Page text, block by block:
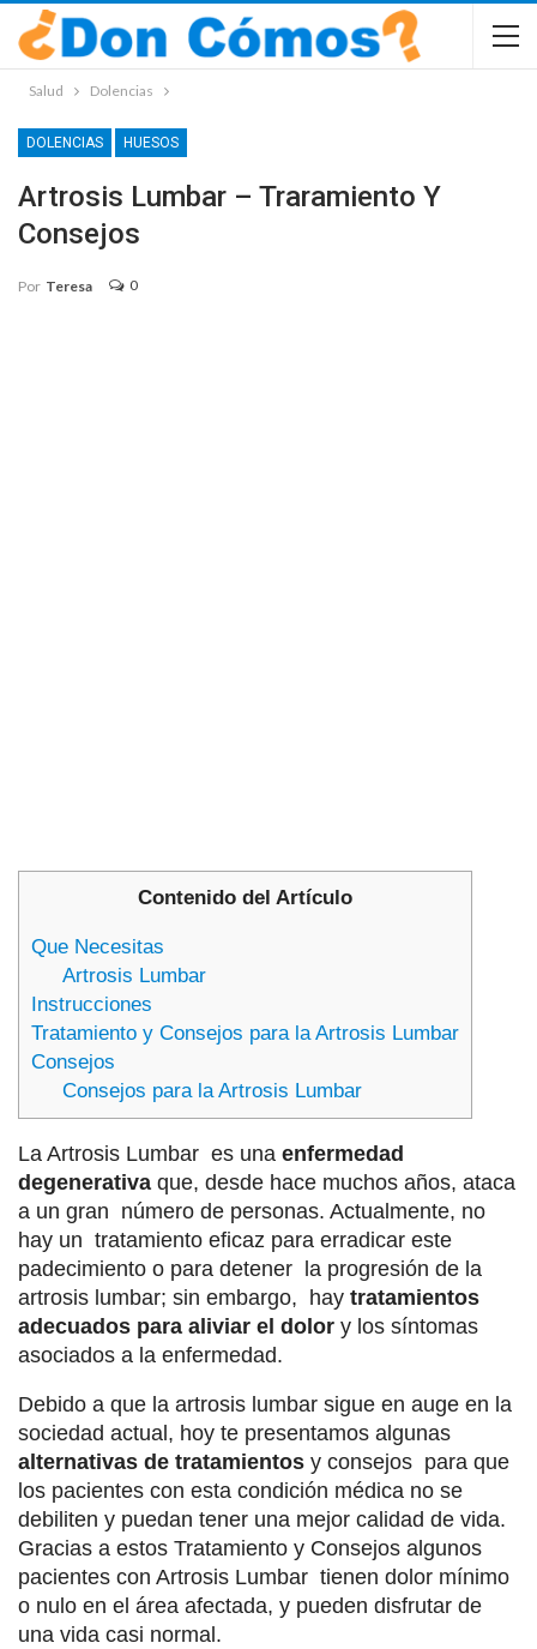
Salud Dolencias
DOLENCIAS HUESOS
Artrosis Lumbar – Traramiento Y
Consejos
Por Teresa 0
Contenido del Artículo
Que Necesitas
Artrosis Lumbar
Instrucciones
Tratamiento y Consejos para la Artrosis Lumbar
Consejos
Consejos para la Artrosis Lumbar
La Artrosis Lumbar es una enfermedad
degenerativa que, desde hace muchos años, ataca
a un gran número de personas. Actualmente, no
hay un tratamiento eficaz para erradicar este
padecimiento o para detener la progresión de la
artrosis lumbar; sin embargo, hay tratamientos
adecuados para aliviar el dolor y los síntomas
asociados a la enfermedad.
Debido a que la artrosis lumbar sigue en auge en la
sociedad actual, hoy te presentamos algunas
alternativas de tratamientos y consejos para que
los pacientes con esta condición médica no se
debiliten y puedan tener una mejor calidad de vida.
Gracias a estos Tratamiento y Consejos algunos
pacientes con Artrosis Lumbar tienen dolor mínimo
o nulo en el área afectada, y pueden disfrutar de
una vida casi normal.